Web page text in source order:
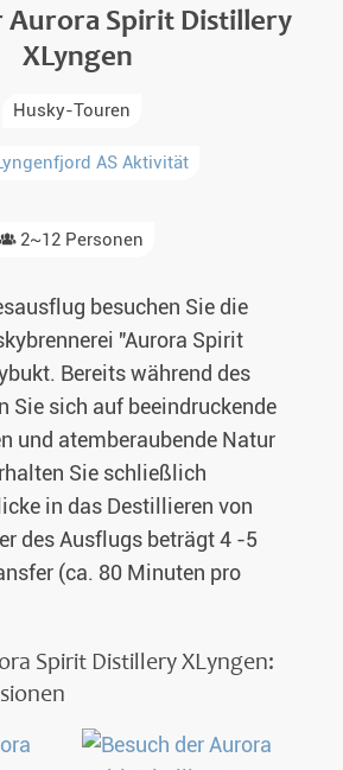
Aurora Spirit Distillery
XLyngen
Husky-Touren
AS Aktivität
2~12 Personen
besuchen Sie die
"Aurora Spirit
Bereits während des
Sie sich auf beeindruckende
und atemberaubende Natur
Sie schließlich
in das Destillieren von
des Ausflugs beträgt 4 -5
(ca. 80 Minuten pro
Spirit Distillery XLyngen: